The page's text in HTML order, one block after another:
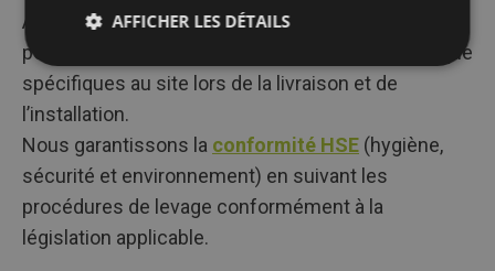
Algeco Belgium effectue desanalyses de risque
pour
afin de limiter les facteurs de risque
spécifiques au site lors de la livraison et de
l’installation.
Nous garantissons la conformité HSE (hygiène,
sécurité et environnement) en suivant les
procédures de levage conformément à la
législation applicable.
AFFICHER LES DÉTAILS